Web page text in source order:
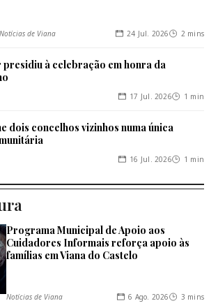
de Viana 24 Jul. 2026 2 mins
presidiu à celebração em honra da
17 Jul. 2026 1 min
dois concelhos vizinhos numa única
16 Jul. 2026 1 min
Programa Municipal de Apoio aos
Cuidadores Informais reforça apoio às
famílias em Viana do Castelo
Notícias de Viana 6 Ago. 2026 3 mins